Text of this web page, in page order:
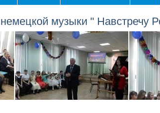
музыки " Навстречу